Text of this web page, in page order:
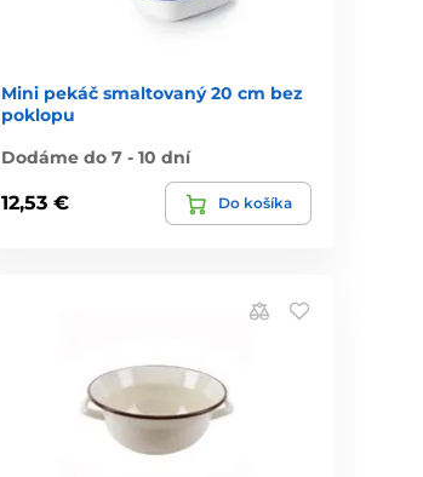
Mini pekáč smaltovaný 20 cm bez
poklopu
Dodáme do 7 - 10 dní
12,53 € Do košíka